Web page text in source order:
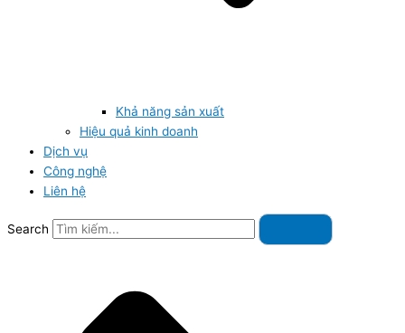
Khả năng sản xuất
Hiệu quả kinh doanh
Dịch vụ
Công nghệ
Liên hệ
Search